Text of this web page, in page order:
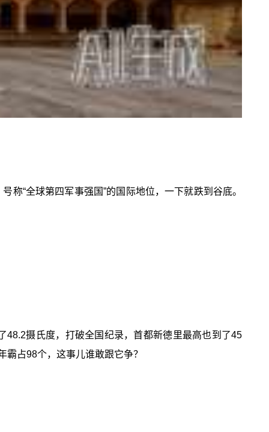
“全球第四军事强国”的国际地位，一下就跌到谷底。
48.2摄氏度，打破全国纪录，首都新德里最高也到了45
占98个，这事儿谁敢跟它争？